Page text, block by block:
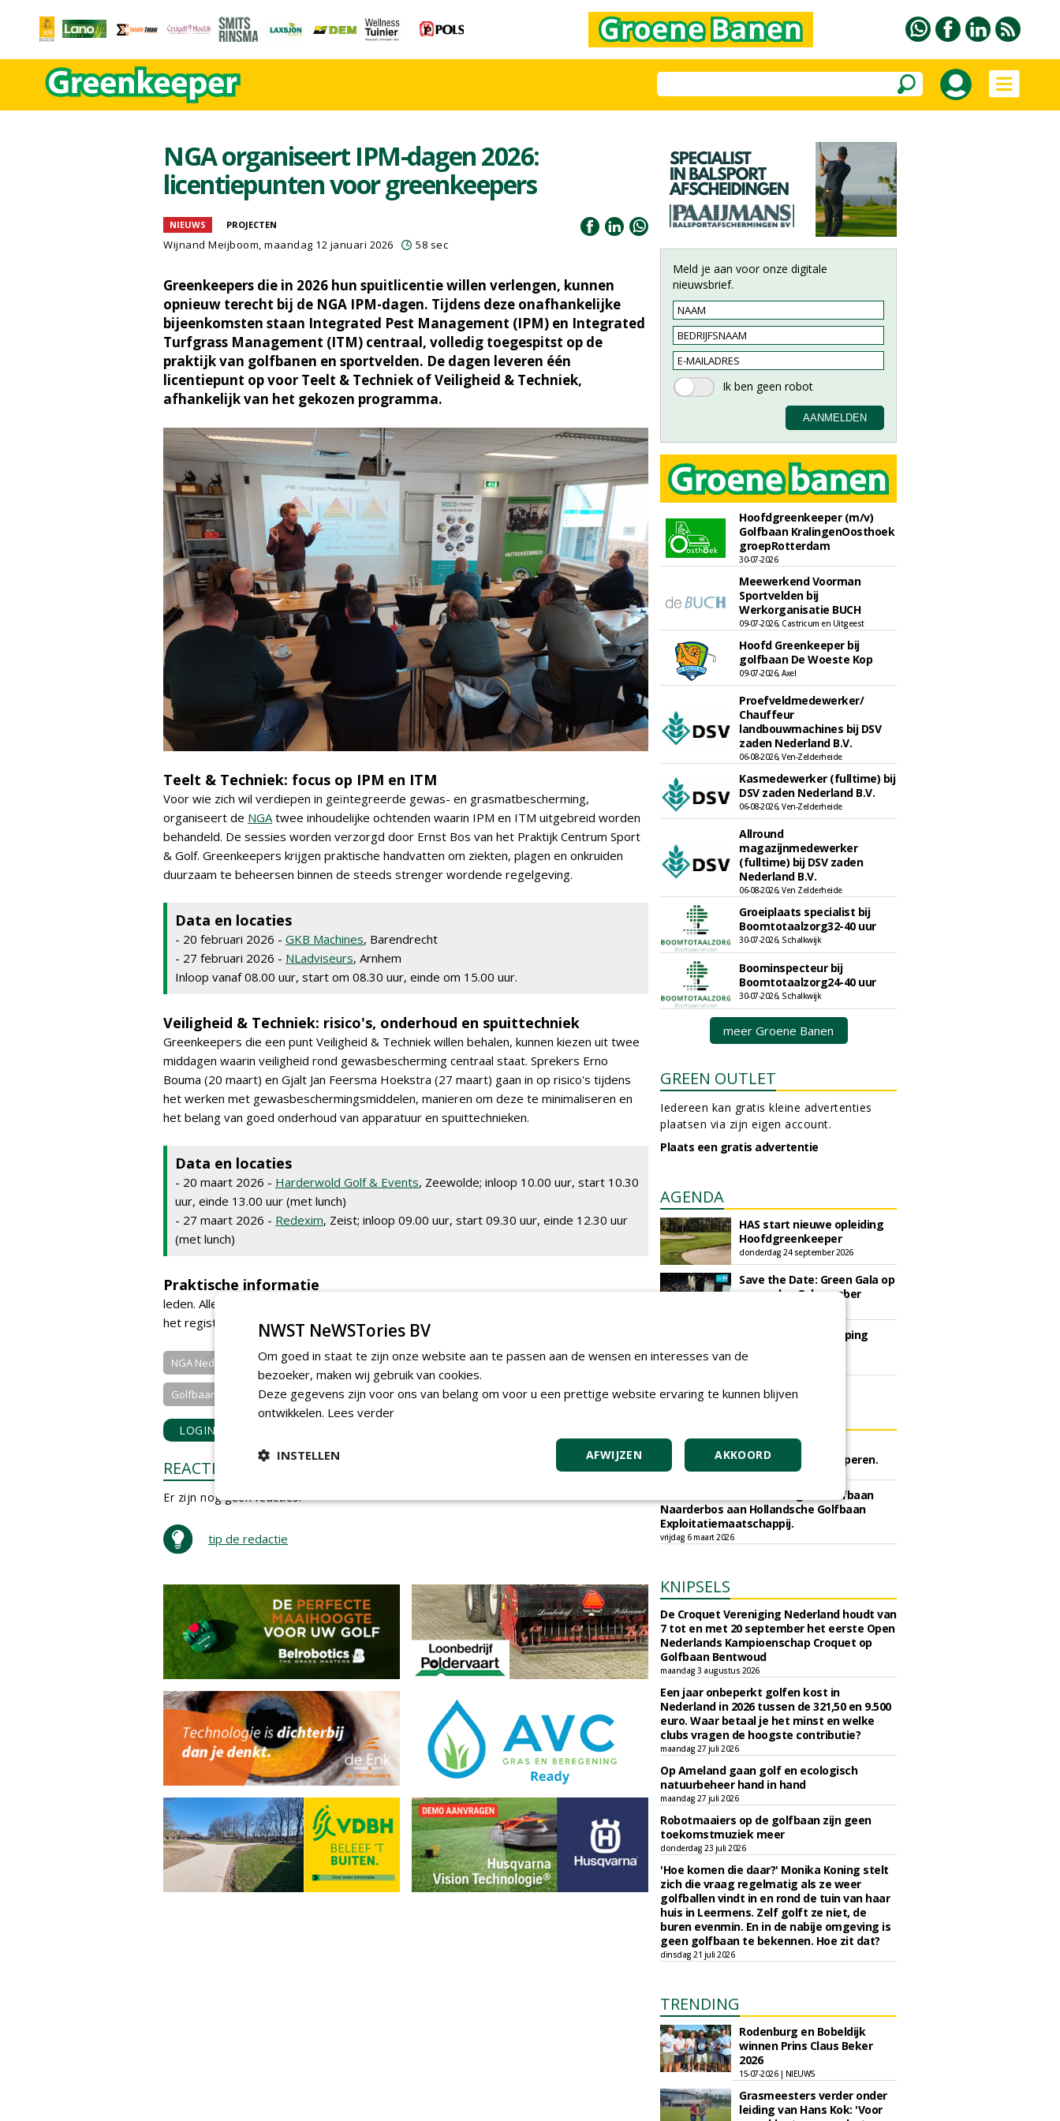
NGA organiseert IPM-dagen 2026:
licentiepunten voor greenkeepers
NIEUWS PROJECTEN
Wijnand Meijboom, maandag 12 januari 2026 58 sec
Greenkeepers die in 2026 hun spuitlicentie willen verlengen, kunnen
opnieuw terecht bij de NGA IPM-dagen. Tijdens deze onafhankelijke
bijeenkomsten staan Integrated Pest Management (IPM) en Integrated
Turfgrass Management (ITM) centraal, volledig toegespitst op de
praktijk van golfbanen en sportvelden. De dagen leveren één
licentiepunt op voor Teelt & Techniek of Veiligheid & Techniek,
afhankelijk van het gekozen programma.
Teelt & Techniek: focus op IPM en ITM
Voor wie zich wil verdiepen in geïntegreerde gewas- en grasmatbescherming,
organiseert de NGAtwee inhoudelijke ochtenden waarin IPM en ITM uitgebreid worden
behandeld. De sessies worden verzorgd door Ernst Bos van het Praktijk Centrum Sport
& Golf. Greenkeepers krijgen praktische handvatten om ziekten, plagen en onkruiden
duurzaam te beheersen binnen de steeds strenger wordende regelgeving.
Data en locaties
- 20 februari 2026 - GKB Machines, Barendrecht
- 27 februari 2026 - NLadviseurs, Arnhem
Inloop vanaf 08.00 uur, start om 08.30 uur, einde om 15.00 uur.
Veiligheid & Techniek: risico's, onderhoud en spuittechniek
Greenkeepers die een punt Veiligheid & Techniek willen behalen, kunnen kiezen uit twee
middagen waarin veiligheid rond gewasbescherming centraal staat. Sprekers Erno
Bouma (20 maart) en Gjalt Jan Feersma Hoekstra (27 maart) gaan in op risico's tijdens
het werken met gewasbeschermingsmiddelen, manieren om deze te minimaliseren en
het belang van goed onderhoud van apparatuur en spuittechnieken.
Data en locaties
- 20 maart 2026 - Harderwold Golf & Events, Zeewolde; inloop 10.00 uur, start 10.30
uur, einde 13.00 uur (met lunch)
- 27 maart 2026 - Redexim, Zeist; inloop 09.00 uur, start 09.30 uur, einde 12.30 uur
(met lunch)
Praktische informatie
leden. Alle dagen zijn inclusief drankjes en lunch. Aanmelden kan via info@ngagolf.nl. Voor
het registreren van greenpoints melden de
elnemers zich a
NGA Nederlandse Greenkeep... GKB Machines bv NLadviseurs
Golfbaan Harderwold Redexim BV
LOGIN
REACTIES
Er zijn nog geen reacties.
tip de redactie
Meld je aan voor onze digitale
nieuwsbrief.
Hoofdgreenkeeper (m/v)
Golfbaan KralingenOosthoek
groepRotterdam
30-07-2026
Meewerkend Voorman
Sportvelden bij
Werkorganisatie BUCH
09-07-2026, Castricum en Uitgeest
Hoofd Greenkeeper bij
golfbaan De Woeste Kop
09-07-2026, Axel
Proefveldmedewerker/
Chauffeur
landbouwmachines bij DSV
zaden Nederland B.V.
06-08-2026, Ven-Zelderheide
Kasmedewerker (fulltime) bij
DSV zaden Nederland B.V.
06-08-2026, Ven-Zelderheide
Allround
magazijnmedewerker
(fulltime) bij DSV zaden
Nederland B.V.
06-08-2026, Ven Zelderheide
Groeiplaats specialist bij
Boomtotaalzorg32-40 uur
30-07-2026, Schalkwijk
Boominspecteur bij
Boomtotaalzorg24-40 uur
30-07-2026, Schalkwijk
meer Groene Banen
GREEN OUTLET
Iedereen kan gratis kleine advertenties
plaatsen via zijn eigen account.
Plaats een gratis advertentie
AGENDA
HAS start nieuwe opleiding
Hoofdgreenkeeper
donderdag 24 september 2026
Save the Date: Green Gala op
woensdag 2 december
European Greenkeeping
Summit 2027
dinsdag 2 februari 2027
Sportbedrijf Rotterdam gunt semi
organische meststoffen aan Van Iperen.
zondag 17 mei 2026
Gemeente Gooise Meren gunt Golfbaan
Naarderbos aan Hollandsche Golfbaan
Exploitatiemaatschappij.
vrijdag 6 maart 2026
KNIPSELS
De Croquet Vereniging Nederland houdt van
7 tot en met 20 september het eerste Open
Nederlands Kampioenschap Croquet op
Golfbaan Bentwoud
maandag 3 augustus 2026
Een jaar onbeperkt golfen kost in
Nederland in 2026 tussen de 321,50 en 9.500
euro. Waar betaal je het minst en welke
clubs vragen de hoogste contributie?
maandag 27 juli 2026
Op Ameland gaan golf en ecologisch
natuurbeheer hand in hand
maandag 27 juli 2026
Robotmaaiers op de golfbaan zijn geen
toekomstmuziek meer
donderdag 23 juli 2026
'Hoe komen die daar?' Monika Koning stelt
zich die vraag regelmatig als ze weer
golfballen vindt in en rond de tuin van haar
huis in Leermens. Zelf golft ze niet, de
buren evenmin. En in de nabije omgeving is
geen golfbaan te bekennen. Hoe zit dat?
dinsdag 21 juli 2026
TRENDING
Rodenburg en Bobeldijk
winnen Prins Claus Beker
2026
15-07-2026 | NIEUWS
Grasmeesters verder onder
leiding van Hans Kok: 'Voor
NWST NeWSTories BV
Om goed in staat te zijn onze website aan te passen aan de wensen en interesses van de
bezoeker, maken wij gebruik van cookies.
Deze gegevens zijn voor ons van belang om voor u een prettige website ervaring te kunnen blijven
ontwikkelen. Lees verder
AKKOORD
AFWIJZEN
INSTELLEN